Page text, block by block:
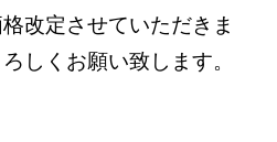
改定させていただきま
しくお願い致します。